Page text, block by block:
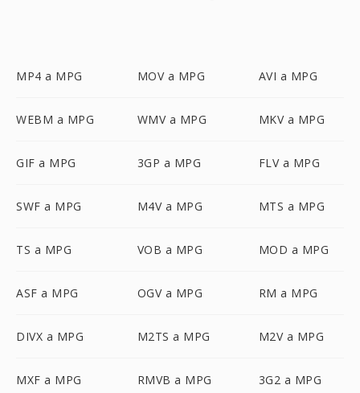
MP4 a MPG MOV a MPG AVI a MPG
WEBM a MPG WMV a MPG MKV a MPG
GIF a MPG 3GP a MPG FLV a MPG
SWF a MPG M4V a MPG MTS a MPG
TS a MPG VOB a MPG MOD a MPG
ASF a MPG OGV a MPG RM a MPG
DIVX a MPG M2TS a MPG M2V a MPG
MXF a MPG RMVB a MPG 3G2 a MPG